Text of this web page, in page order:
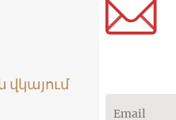
վկայում